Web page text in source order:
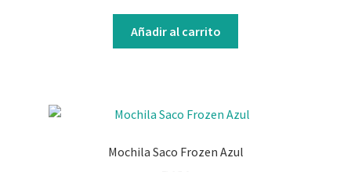
Añadir al carrito
Mochila Saco Frozen Azul